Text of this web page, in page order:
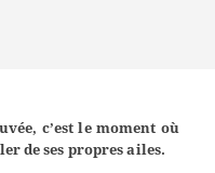
c’est le moment où
de ses propres ailes.